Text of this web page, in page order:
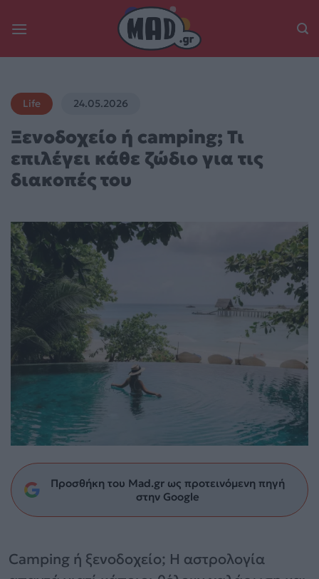
Life 24.05.2026
Ξενοδοχείο ή camping; Τι
επιλέγει κάθε ζώδιο για τις
διακοπές του
Προσθήκη του Mad.gr ως προτεινόμενη πηγή
στην Google
Camping ή ξενοδοχείο; Η αστρολογία